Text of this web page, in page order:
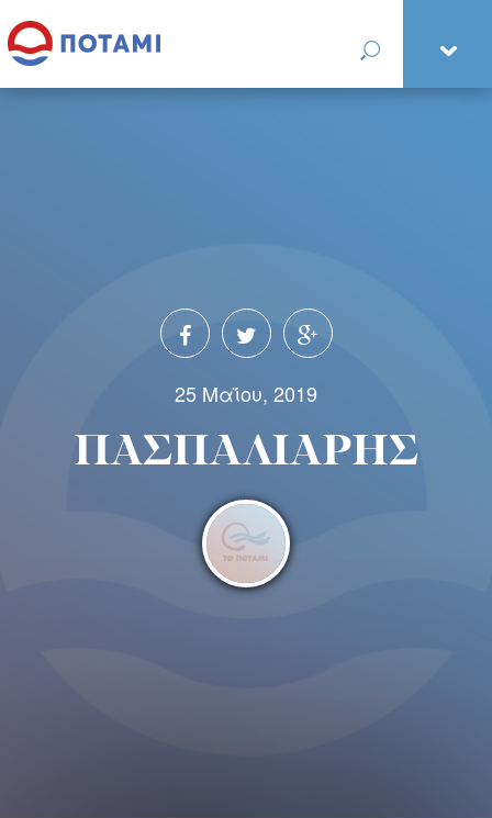
25 Μαΐου, 2019
ΠΑΣΠΑΛΙΑΡΗΣ